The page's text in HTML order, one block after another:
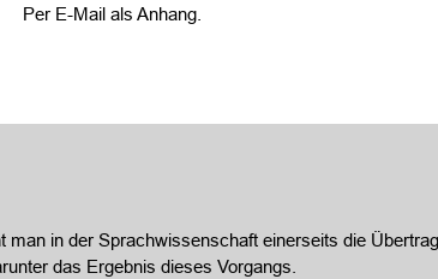
Per E-Mail als Anhang.
man in der Sprachwissenschaft einerseits die
das Ergebnis dieses Vorgangs.